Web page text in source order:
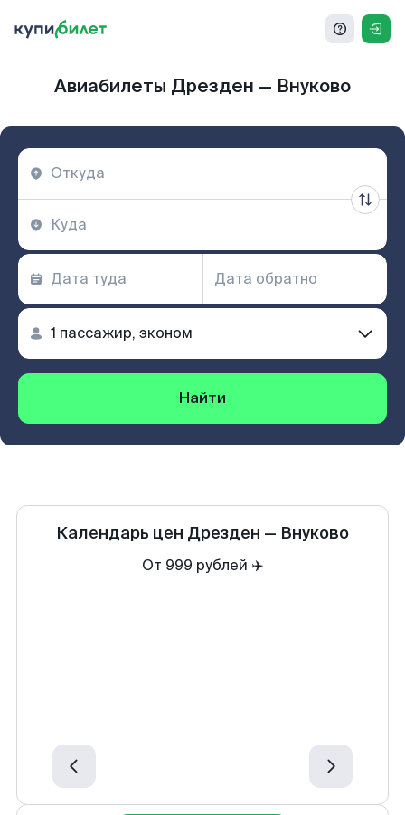
Авиабилеты Дрезден — Внуково
Найти
Календарь цен Дрезден — Внуково
От 999 рублей ✈️